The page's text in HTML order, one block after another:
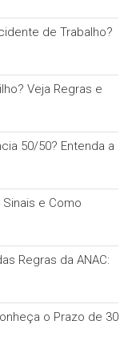
de Trabalho?
Veja Regras e
50/50? Entenda a
e Como
Regras da ANAC:
o Prazo de 30